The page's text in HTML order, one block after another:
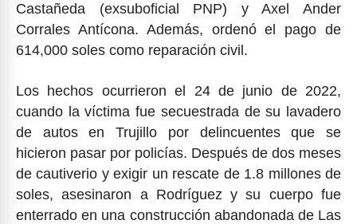
Castañeda (exsuboficial PNP) y Axel Ander
Corrales Antícona. Además, ordenó el pago de
614,000 soles como reparación civil.
Los hechos ocurrieron el 24 de junio de 2022,
cuando la víctima fue secuestrada de su lavadero
de autos en Trujillo por delincuentes que se
hicieron pasar por policías. Después de dos meses
de cautiverio y exigir un rescate de 1.8 millones de
soles, asesinaron a Rodríguez y su cuerpo fue
enterrado en una construcción abandonada de Las